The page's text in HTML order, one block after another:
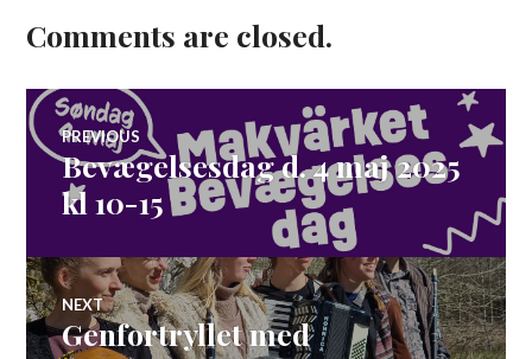
Comments are closed.
Post
navigation
PREVIOUS
Previous
post:
Bevægelsesdag d. 4 maj 2025
kl 10-15
NEXT
Next
Genfortryllet med